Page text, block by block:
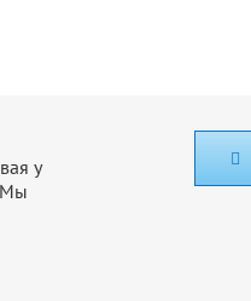
у
Мы